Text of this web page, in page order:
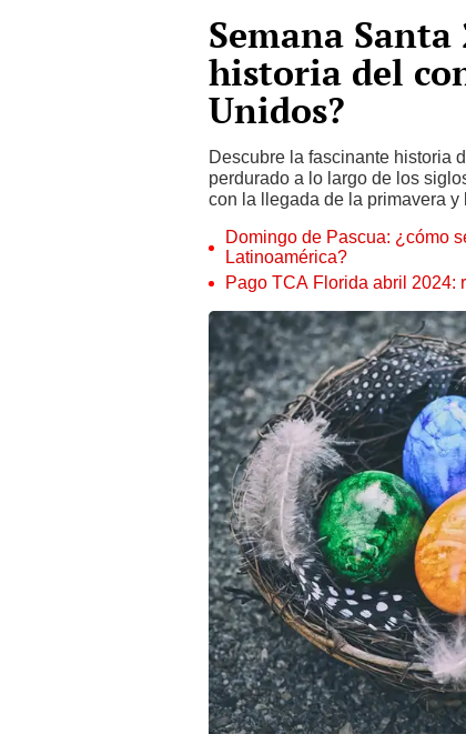
Semana
historia del
Unidos?
Descubre la fascinante historia
perdurado a lo largo de los
con la llegada de la primavera y
Domingo de Pascua: ¿cómo
Latinoamérica?
Pago TCA Florida abril 2024: